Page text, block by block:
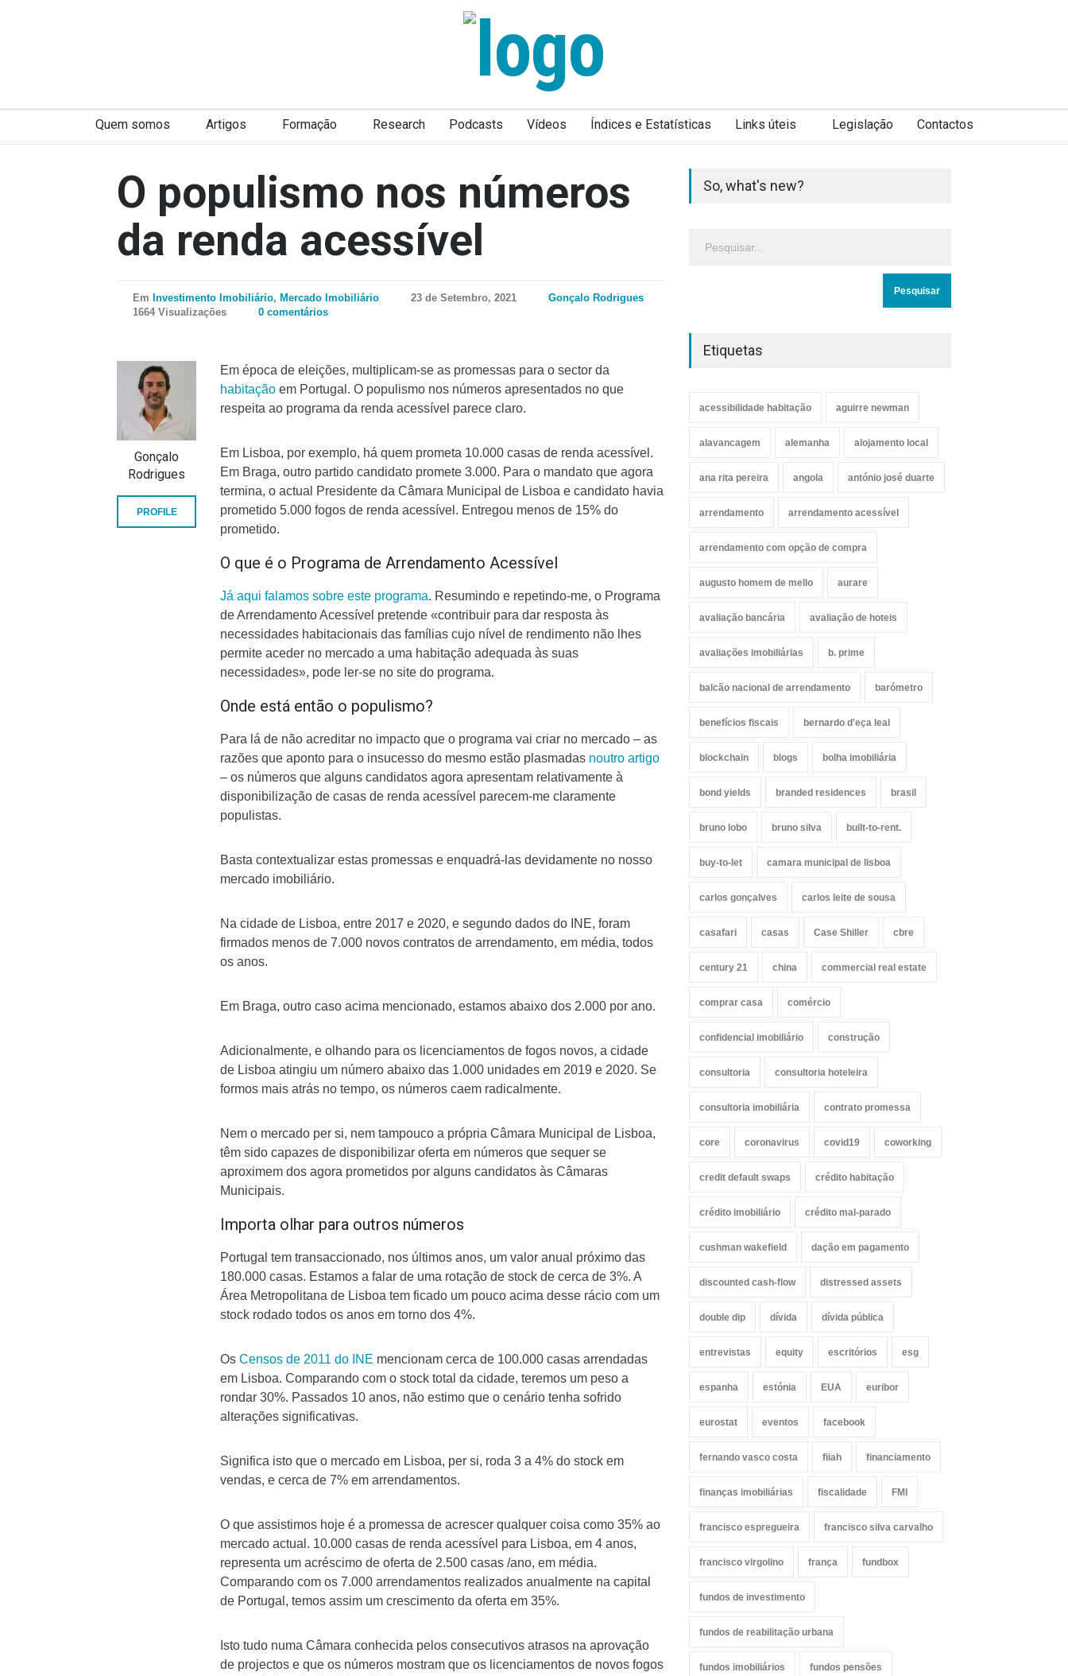
Quem somos Artigos Formação Research Podcasts Vídeos Índices e Estatísticas Links úteis Legislação Contactos
O populismo nos números
da renda acessível
Em Investimento Imobiliário, Mercado Imobiliário 23 de Setembro, 2021
Gonçalo Rodrigues
1664 Visualizações
0 comentários
Em época de eleições, multiplicam-se as promessas para o sector da
habitação em Portugal. O populismo nos números apresentados no que
respeita ao programa da renda acessível parece claro.
Em Lisboa, por exemplo, há quem prometa 10.000 casas de renda acessível.
Em Braga, outro partido candidato promete 3.000. Para o mandato que agora
termina, o actual Presidente da Câmara Municipal de Lisboa e candidato havia
prometido 5.000 fogos de renda acessível. Entregou menos de 15% do
prometido.
O que é o Programa de Arrendamento Acessível
Já aqui falamos sobre este programa. Resumindo e repetindo-me, o Programa
de Arrendamento Acessível pretende «contribuir para dar resposta às
necessidades habitacionais das famílias cujo nível de rendimento não lhes
permite aceder no mercado a uma habitação adequada às suas
necessidades», pode ler-se no site do programa.
Onde está então o populismo?
Para lá de não acreditar no impacto que o programa vai criar no mercado – as
razões que aponto para o insucesso do mesmo estão plasmadas noutro artigo
– os números que alguns candidatos agora apresentam relativamente à
disponibilização de casas de renda acessível parecem-me claramente
populistas.
Basta contextualizar estas promessas e enquadrá-las devidamente no nosso
mercado imobiliário.
Na cidade de Lisboa, entre 2017 e 2020, e segundo dados do INE, foram
firmados menos de 7.000 novos contratos de arrendamento, em média, todos
os anos.
Em Braga, outro caso acima mencionado, estamos abaixo dos 2.000 por ano.
Adicionalmente, e olhando para os licenciamentos de fogos novos, a cidade
de Lisboa atingiu um número abaixo das 1.000 unidades em 2019 e 2020. Se
formos mais atrás no tempo, os números caem radicalmente.
Nem o mercado per si, nem tampouco a própria Câmara Municipal de Lisboa,
têm sido capazes de disponibilizar oferta em números que sequer se
aproximem dos agora prometidos por alguns candidatos às Câmaras
Municipais.
Importa olhar para outros números
Portugal tem transaccionado, nos últimos anos, um valor anual próximo das
180.000 casas. Estamos a falar de uma rotação de stock de cerca de 3%. A
Área Metropolitana de Lisboa tem ficado um pouco acima desse rácio com um
stock rodado todos os anos em torno dos 4%.
Os Censos de 2011 do INE mencionam cerca de 100.000 casas arrendadas
em Lisboa. Comparando com o stock total da cidade, teremos um peso a
rondar 30%. Passados 10 anos, não estimo que o cenário tenha sofrido
alterações significativas.
Significa isto que o mercado em Lisboa, per si, roda 3 a 4% do stock em
vendas, e cerca de 7% em arrendamentos.
O que assistimos hoje é a promessa de acrescer qualquer coisa como 35% ao
mercado actual. 10.000 casas de renda acessível para Lisboa, em 4 anos,
representa um acréscimo de oferta de 2.500 casas /ano, em média.
Comparando com os 7.000 arrendamentos realizados anualmente na capital
de Portugal, temos assim um crescimento da oferta em 35%.
Isto tudo numa Câmara conhecida pelos consecutivos atrasos na aprovação
de projectos e que os números mostram que os licenciamentos de novos fogos
Gonçalo
Rodrigues
PROFILE
So, what's new?
Etiquetas
acessibilidade habitação aguirre newman
alavancagem alemanha alojamento local
ana rita pereira angola antónio josé duarte
arrendamento arrendamento acessível
arrendamento com opção de compra
augusto homem de mello aurare
avaliação bancária avaliação de hoteis
avaliações imobiliárias b. prime
balcão nacional de arrendamento barómetro
benefícios fiscais bernardo d'eça leal
blockchain blogs bolha imobiliária
bond yields branded residences brasil
bruno lobo bruno silva built-to-rent.
buy-to-let camara municipal de lisboa
carlos gonçalves carlos leite de sousa
casafari casas Case Shiller cbre
century 21 china commercial real estate
comprar casa comércio
confidencial imobiliário construção
consultoria consultoria hoteleira
consultoria imobiliária contrato promessa
core coronavirus covid19 coworking
credit default swaps crédito habitação
crédito imobiliário crédito mal-parado
cushman wakefield dação em pagamento
discounted cash-flow distressed assets
double dip dívida dívida pública
entrevistas equity escritórios esg
espanha estónia EUA euribor
eurostat eventos facebook
fernando vasco costa fiiah financiamento
finanças imobiliárias fiscalidade FMI
francisco espregueira francisco silva carvalho
francisco virgolino frança fundbox
fundos de investimento
fundos de reabilitação urbana
fundos imobiliários fundos pensões